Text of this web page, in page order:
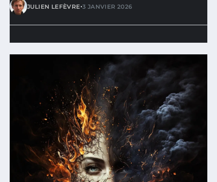
JULIEN LEFÈVRE•3 JANVIER 2026